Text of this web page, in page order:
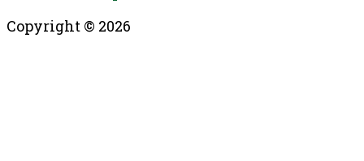
Copyright © 2026